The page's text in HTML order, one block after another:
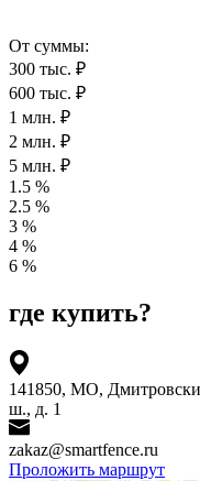
От суммы:
300 тыс. ₽
600 тыс. ₽
1 млн. ₽
2 млн. ₽
5 млн. ₽
1.5 %
2.5 %
3 %
4 %
6 %
где купить?
141850, МО,
ш., д. 1
zakaz@smartfence.ru
Проложить маршрут